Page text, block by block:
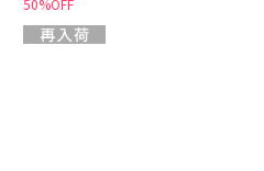
50%OFF